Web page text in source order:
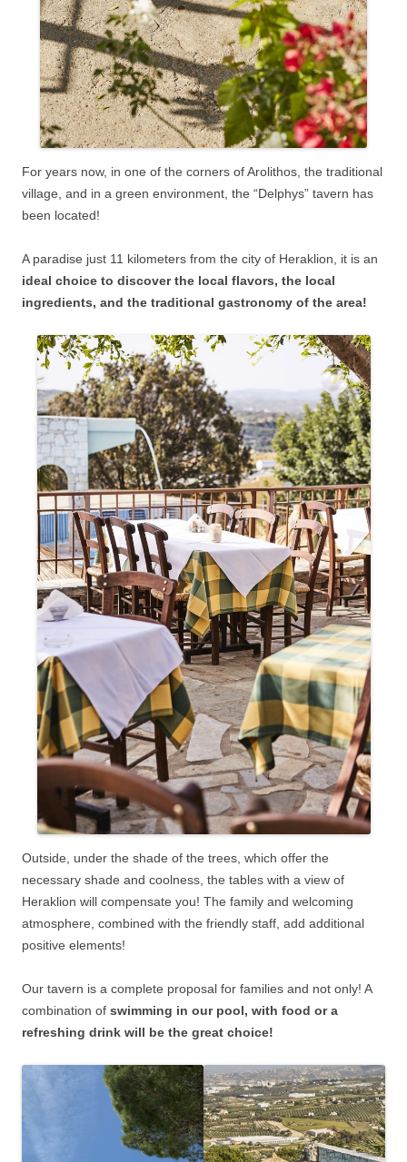
For years now, in one of the corners of Arolithos, the traditional
village, and in a green environment, the “Delphys” tavern has
been located!
A paradise just 11 kilometers from the city of Heraklion, it is an
ideal choice to discover the local flavors, the local
ingredients, and the traditional gastronomy of the area!
Outside, under the shade of the trees, which offer the
necessary shade and coolness, the tables with a view of
Heraklion will compensate you! The family and welcoming
atmosphere, combined with the friendly staff, add additional
positive elements!
Our tavern is a complete proposal for families and not only! A
combination of swimming in our pool, with food or a
refreshing drink will be the great choice!